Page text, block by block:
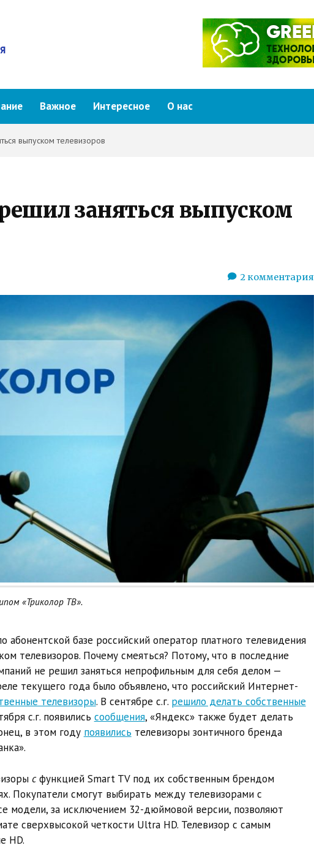
Важное Интересное О нас
выпуском телевизоров
заняться выпуском
2комментария
«Триколор ТВ».
базе российский оператор платного телевидения
телевизоров. Почему смеяться? Потому, что в последние
не решил заняться непрофильным для себя делом —
текущего года было объявлено, что российский Интернет-
телевизоры. В сентябре с.г. решило делать собственные
с.г. появились сообщения, «Яндекс» также будет делать
в этом году появились телевизоры зонтичного бренда
сфункцией Smart TV под их собственным брендом
Покупатели смогут выбирать между телевизорами с
модели, за исключением 32-дюймовой версии, позволяют
сверхвысокой четкости Ultra HD. Телевизор с самым
HD.